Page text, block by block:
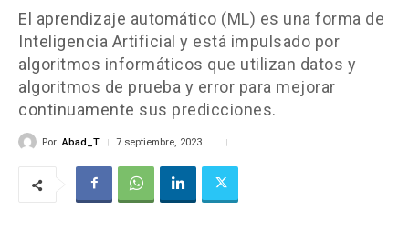
El aprendizaje automático (ML) es una forma de
Inteligencia Artificial y está impulsado por
algoritmos informáticos que utilizan datos y
algoritmos de prueba y error para mejorar
continuamente sus predicciones.
Por Abad_T 7 septiembre, 2023